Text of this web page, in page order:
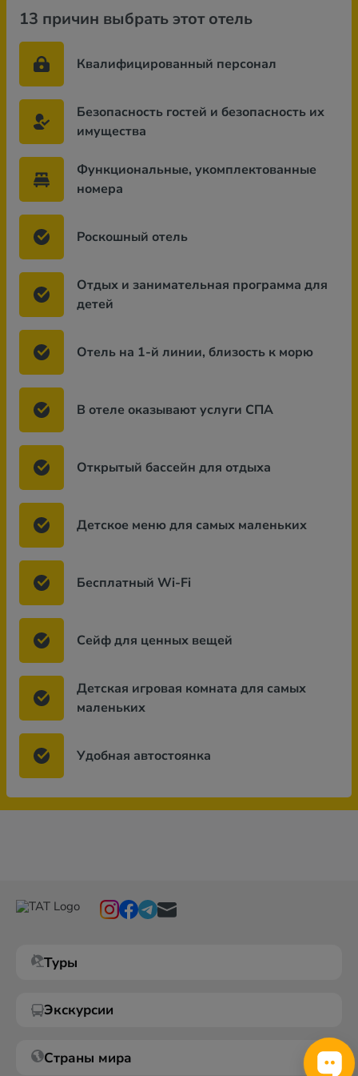
13 причин выбрать этот отель
Квалифицированный персонал
Безопасность гостей и безопасность их
имущества
Функциональные, укомплектованные
номера
Роскошный отель
Отдых и занимательная программа для
детей
Отель на 1-й линии, близость к морю
В отеле оказывают услуги СПА
Открытый бассейн для отдыха
Детское меню для самых маленьких
Бесплатный Wi-Fi
Сейф для ценных вещей
Детская игровая комната для самых
маленьких
Удобная автостоянка
Туры
Экскурсии
Страны мира